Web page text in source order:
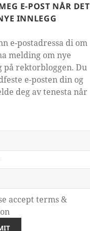
E-POST NÅR DET
INNLEGG
e-postadressa di om
melding om nye
på rektorbloggen. Du
e-posten din og
deg av tenesta når
accept terms &